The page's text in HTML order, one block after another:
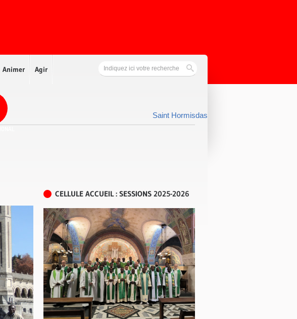
Animer Agir
Saint Hormisdas
CELLULE ACCUEIL : SESSIONS 2025-2026